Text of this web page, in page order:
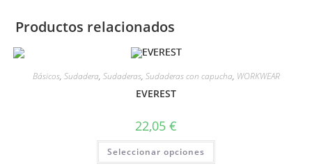
Productos relacionados
Básicos, Sudadera, Sudaderas, Sudaderas con capucha, WORKWEAR
EVEREST
22,05 €
Seleccionar opciones